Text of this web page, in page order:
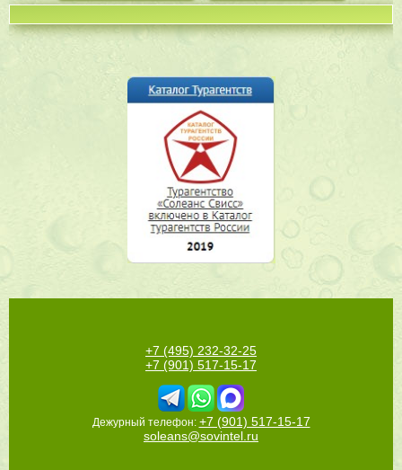
+7 (495) 232-32-25
+7 (901) 517-15-17
Дежурный телефон: +7 (901) 517-15-17
soleans@sovintel.ru